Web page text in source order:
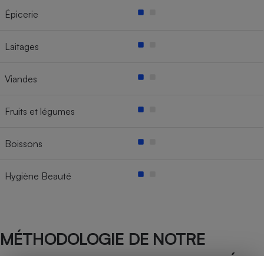
Épicerie
Laitages
Viandes
Fruits et légumes
Boissons
Hygiène Beauté
MÉTHODOLOGIE DE NOTRE